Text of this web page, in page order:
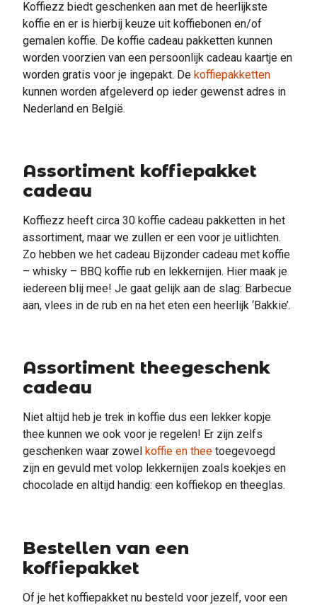
Koffiezz biedt geschenken aan met de heerlijkste
koffie en er is hierbij keuze uit koffiebonen en/of
gemalen koffie. De koffie cadeau pakketten kunnen
worden voorzien van een persoonlijk cadeau kaartje en
worden gratis voor je ingepakt. De koffiepakketten
kunnen worden afgeleverd op ieder gewenst adres in
Nederland en België.
Assortiment koffiepakket
cadeau
Koffiezz heeft circa 30 koffie cadeau pakketten in het
assortiment, maar we zullen er een voor je uitlichten.
Zo hebben we het cadeau Bijzonder cadeau met koffie
– whisky – BBQ koffie rub en lekkernijen. Hier maak je
iedereen blij mee! Je gaat gelijk aan de slag: Barbecue
aan, vlees in de rub en na het eten een heerlijk ‘Bakkie’.
Assortiment theegeschenk
cadeau
Niet altijd heb je trek in koffie dus een lekker kopje
thee kunnen we ook voor je regelen! Er zijn zelfs
geschenken waar zowel koffie en thee toegevoegd
zijn en gevuld met volop lekkernijen zoals koekjes en
chocolade en altijd handig: een koffiekop en theeglas.
Bestellen van een
koffiepakket
Of je het koffiepakket nu besteld voor jezelf, voor een